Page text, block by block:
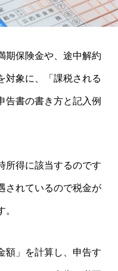
期保険金や、途中解約
対象に、「課税される
告書の書き方と記入例
所得に該当するのです
されているので税金が
額」を計算し、申告す